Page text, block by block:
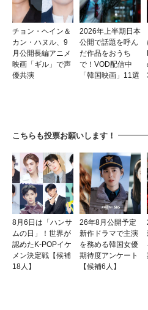
チョン・ヘイン＆
カン・ハヌル、9
月公開長編アニメ
映画「ギル」で声
優共演
2026年上半期日本
公開で話題を呼ん
だ作品をおうち
で！VOD配信中
「韓国映画」11選
こちらも投票お願いします！
8月6日は「ハンサ
ムの日」！世界が
認めたK-POPイケ
メン決定戦【候補
18人】
26年8月公開予定
新作ドラマで主演
を務める韓国女優
期待度アンケート
【候補6人】